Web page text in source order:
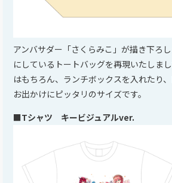
アンバサダー「さくらみこ」が描き下ろ
にしているトートバッグを再現いたしま
はもちろん、ランチボックスを入れたり
お出かけにピッタリのサイズです。
■Tシャツ キービジュアルver.